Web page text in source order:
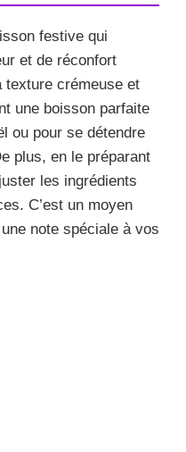
festive qui
et de réconfort
texture crémeuse et
une boisson parfaite
ou pour se détendre
plus, en le préparant
les ingrédients
C’est un moyen
note spéciale à vos